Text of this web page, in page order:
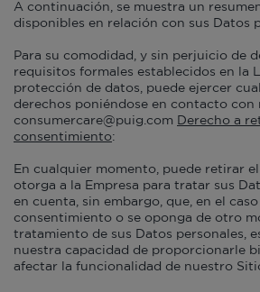
A continuación, se muestra un
disponibles en relación con sus Datos
Para su comodidad, y sin perjuicio de
requisitos formales establecidos en la
protección de datos, puede ejercer
derechos poniéndose en contacto con
consumercare@puig.com Derecho a
consentimiento:
En cualquier momento, puede retirar
otorga a la Empresa para tratar sus
en cuenta, sin embargo, que, en el
consentimiento o se oponga de otro
tratamiento de sus Datos personales,
nuestra capacidad de proporcionarle
afectar la funcionalidad de nuestro